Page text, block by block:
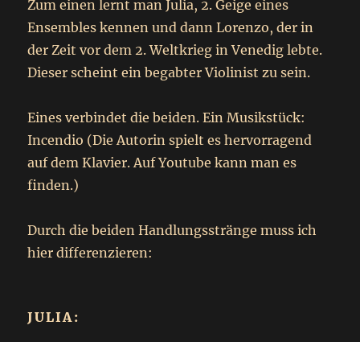
Zum einen lernt man Julia, 2. Geige eines
Ensembles kennen und dann Lorenzo, der in
der Zeit vor dem 2. Weltkrieg in Venedig lebte.
Dieser scheint ein begabter Violinist zu sein.
Eines verbindet die beiden. Ein Musikstück:
Incendio (Die Autorin spielt es hervorragend
auf dem Klavier. Auf Youtube kann man es
finden.)
Durch die beiden Handlungsstränge muss ich
hier differenzieren:
JULIA: